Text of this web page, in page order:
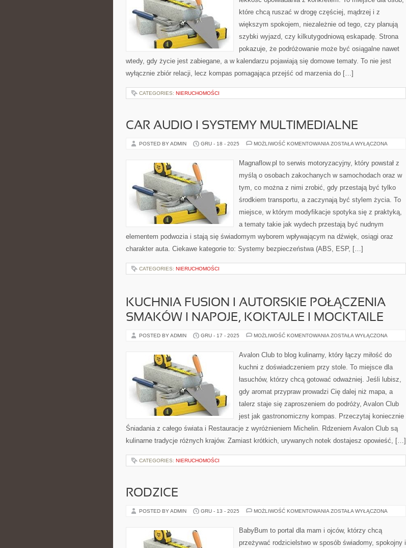
które chcą ruszać w drogę częściej, mądrzej i z
większym spokojem, niezależnie od tego, czy planują
szybki wyjazd, czy kilkutygodniową eskapadę. Strona
pokazuje, że podróżowanie może być osiągalne nawet
wtedy, gdy życie jest zabiegane, a w kalendarzu pojawiają się domowe tematy. To nie jest
wyłącznie zbiór relacji, lecz kompas pomagająca przejść od marzenia do […]
CATEGORIES: NIERUCHOMOŚCI
CAR AUDIO I SYSTEMY MULTIMEDIALNE
POSTED BY ADMIN GRU - 18 - 2025 MOŻLIWOŚĆ KOMENTOWANIA CAR
SYSTEMY
MULTIMEDIALNE
ZOSTAŁA WYŁĄCZONA
Magnaflow.pl to serwis motoryzacyjny, który powstał z
myślą o osobach zakochanych w samochodach oraz w
tym, co można z nimi zrobić, gdy przestają być tylko
środkiem transportu, a zaczynają być stylem życia. To
miejsce, w którym modyfikacje spotyka się z praktyką,
a tematy takie jak wydech przestają być nudnym
elementem podwozia i stają się świadomym wyborem wpływającym na dźwięk, osiągi oraz
charakter auta. Ciekawe kategorie to: Systemy bezpieczeństwa (ABS, ESP, […]
CATEGORIES: NIERUCHOMOŚCI
KUCHNIA FUSION I AUTORSKIE POŁĄCZENIA
SMAKÓW I NAPOJE, KOKTAJLE I MOCKTAILE
POSTED BY ADMIN GRU - 17 - 2025 MOŻLIWOŚĆ KOMENTOWANIA KUCHNIA
AUTORSKIE
POŁĄCZENIA
KOKTAJLE
MOCKTAILE
ZOSTAŁA WYŁĄCZONA
Avalon Club to blog kulinarny, który łączy miłość do
kuchni z doświadczeniem przy stole. To miejsce dla
łasuchów, którzy chcą gotować odważniej. Jeśli lubisz,
gdy aromat przypraw prowadzi Cię dalej niż mapa, a
talerz staje się zaproszeniem do podróży, Avalon Club
jest jak gastronomiczny kompas. Przeczytaj koniecznie
Śniadania z całego świata i Restauracje z wyróżnieniem Michelin. Rdzeniem Avalon Club są
kulinarne tradycje różnych krajów. Zamiast krótkich, urywanych notek dostajesz opowieść, […]
CATEGORIES: NIERUCHOMOŚCI
RODZICE
POSTED BY ADMIN GRU - 13 - 2025 MOŻLIWOŚĆ KOMENTOWANIA RODZICE
ZOSTAŁA WYŁĄCZONA
BabyBum to portal dla mam i ojców, którzy chcą
przeżywać rodzicielstwo w sposób świadomy, spokojny i